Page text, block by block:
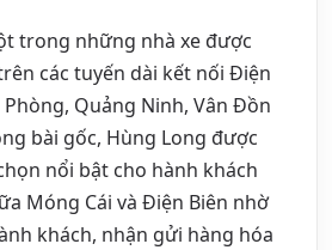
trong những nhà xe được
các tuyến dài kết nối Điện
Phòng, Quảng Ninh, Vân Đồn
bài gốc, Hùng Long được
nổi bật cho hành khách
Móng Cái và Điện Biên nhờ
khách, nhận gửi hàng hóa